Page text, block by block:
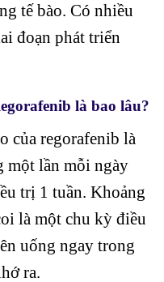
tế bào. Có nhiều
đoạn phát triển
là bao lâu?
của regorafenib là
một lần mỗi ngày
trị 1 tuần. Khoảng
là một chu kỳ điều
uống ngay trong
ra.